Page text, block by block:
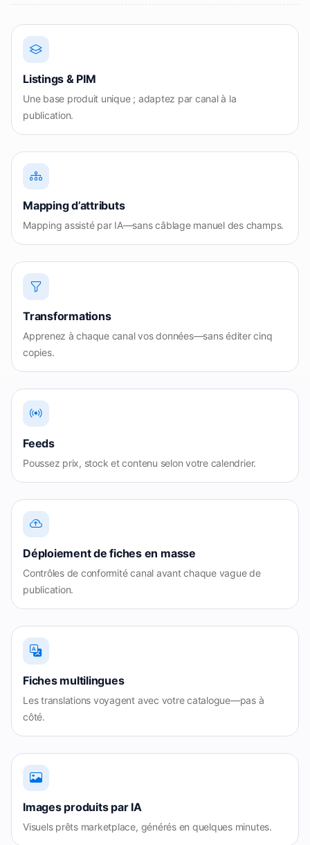
Listings & PIM
Une base produit unique ; adaptez par canal à la
publication.
Mapping d’attributs
Mapping assisté par IA—sans câblage manuel des champs.
Transformations
Apprenez à chaque canal vos données—sans éditer cinq
copies.
Feeds
Poussez prix, stock et contenu selon votre calendrier.
Déploiement de fiches en masse
Contrôles de conformité canal avant chaque vague de
publication.
Fiches multilingues
Les translations voyagent avec votre catalogue—pas à
côté.
Images produits par IA
Visuels prêts marketplace, générés en quelques minutes.